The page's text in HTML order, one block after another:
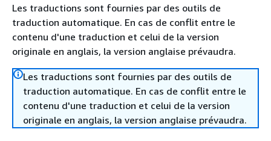
Les traductions sont fournies par des outils de
traduction automatique. En cas de conflit entre le
contenu d'une traduction et celui de la version
originale en anglais, la version anglaise prévaudra.
Les traductions sont fournies par des outils de
traduction automatique. En cas de conflit entre le
contenu d'une traduction et celui de la version
originale en anglais, la version anglaise prévaudra.